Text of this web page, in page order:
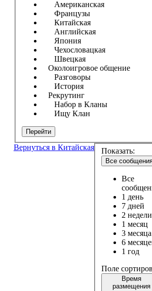
Американская
Французы
Китайская
Английская
Япония
Чехословацкая
Швецкая
Околоигровое общение
Разговоры
История
Рекрутинг
Набор в Кланы
Ищу Клан
Перейти
Вернуться в Китайская Показать:
Все
Все
1 день
7 дней
2 недели
1 месяц
3 месяца
6
1 год
Поле
Время
размещения